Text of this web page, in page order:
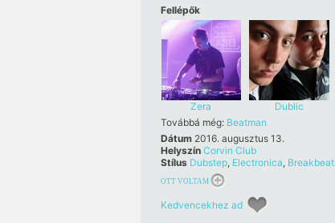
Fellépők
Zera Dublic
Továbbá még: Beatman
Dátum 2016. augusztus 13.
Helyszín Corvin Club
Stílus Dubstep, Electronica, Breakbeat
OTT VOLTAM
Kedvencekhez ad